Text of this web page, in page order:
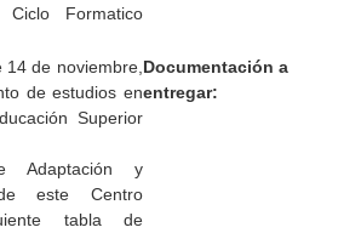
Formatico
14 de noviembre,
de estudios en
Superior
Adaptación y
de este Centro
tabla de
Documentación a
entregar: